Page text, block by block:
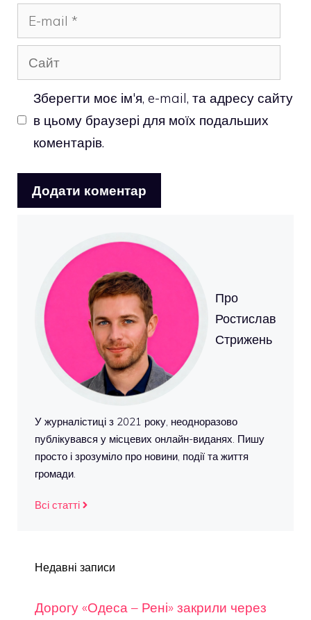
mail
Сайт
Зберегти моє ім'я, e-mail, та адресу сайту
в цьому браузері для моїх подальших
коментарів.
Про
Ростислав
Стрижень
У журналістиці з 2021 року, неодноразово
публікувався у місцевих онлайн-виданях. Пишу
просто і зрозуміло про новини, події та життя
громади.
Всі статті
Недавні записи
Дорогу «Одеса – Рені» закрили через